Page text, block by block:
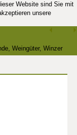
Website sind Sie mit
unsere
Weingüter, Winzer